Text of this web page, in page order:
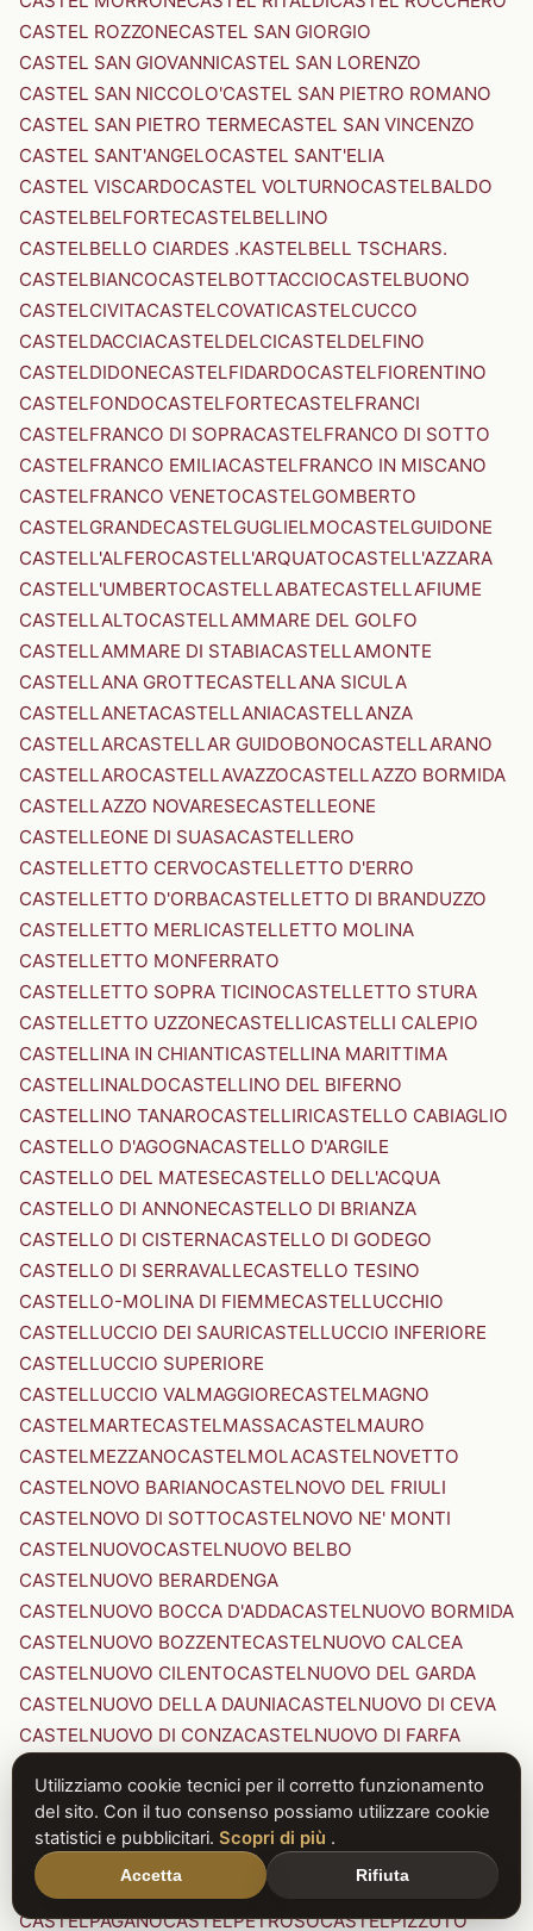
CASTEL ROZZONECASTEL SAN GIORGIO
CASTEL SAN GIOVANNICASTEL SAN LORENZO
CASTEL SAN NICCOLO'CASTEL SAN PIETRO ROMANO
CASTEL SAN PIETRO TERMECASTEL SAN VINCENZO
CASTEL SANT'ANGELOCASTEL SANT'ELIA
CASTEL VISCARDOCASTEL VOLTURNOCASTELBALDO
CASTELBELFORTECASTELBELLINO
CASTELBELLO CIARDES .KASTELBELL TSCHARS.
CASTELBIANCOCASTELBOTTACCIOCASTELBUONO
CASTELCIVITACASTELCOVATICASTELCUCCO
CASTELDACCIACASTELDELCICASTELDELFINO
CASTELDIDONECASTELFIDARDOCASTELFIORENTINO
CASTELFONDOCASTELFORTECASTELFRANCI
CASTELFRANCO DI SOPRACASTELFRANCO DI SOTTO
CASTELFRANCO EMILIACASTELFRANCO IN MISCANO
CASTELFRANCO VENETOCASTELGOMBERTO
CASTELGRANDECASTELGUGLIELMOCASTELGUIDONE
CASTELL'ALFEROCASTELL'ARQUATOCASTELL'AZZARA
CASTELL'UMBERTOCASTELLABATECASTELLAFIUME
CASTELLALTOCASTELLAMMARE DEL GOLFO
CASTELLAMMARE DI STABIACASTELLAMONTE
CASTELLANA GROTTECASTELLANA SICULA
CASTELLANETACASTELLANIACASTELLANZA
CASTELLARCASTELLAR GUIDOBONOCASTELLARANO
CASTELLAROCASTELLAVAZZOCASTELLAZZO BORMIDA
CASTELLAZZO NOVARESECASTELLEONE
CASTELLEONE DI SUASACASTELLERO
CASTELLETTO CERVOCASTELLETTO D'ERRO
CASTELLETTO D'ORBACASTELLETTO DI BRANDUZZO
CASTELLETTO MERLICASTELLETTO MOLINA
CASTELLETTO MONFERRATO
CASTELLETTO SOPRA TICINOCASTELLETTO STURA
CASTELLETTO UZZONECASTELLICASTELLI CALEPIO
CASTELLINA IN CHIANTICASTELLINA MARITTIMA
CASTELLINALDOCASTELLINO DEL BIFERNO
CASTELLINO TANAROCASTELLIRICASTELLO CABIAGLIO
CASTELLO D'AGOGNACASTELLO D'ARGILE
CASTELLO DEL MATESECASTELLO DELL'ACQUA
CASTELLO DI ANNONECASTELLO DI BRIANZA
CASTELLO DI CISTERNACASTELLO DI GODEGO
CASTELLO DI SERRAVALLECASTELLO TESINO
CASTELLO-MOLINA DI FIEMMECASTELLUCCHIO
CASTELLUCCIO DEI SAURICASTELLUCCIO INFERIORE
CASTELLUCCIO SUPERIORE
CASTELLUCCIO VALMAGGIORECASTELMAGNO
CASTELMARTECASTELMASSACASTELMAURO
CASTELMEZZANOCASTELMOLACASTELNOVETTO
CASTELNOVO BARIANOCASTELNOVO DEL FRIULI
CASTELNOVO DI SOTTOCASTELNOVO NE' MONTI
CASTELNUOVOCASTELNUOVO BELBO
CASTELNUOVO BERARDENGA
CASTELNUOVO BOCCA D'ADDACASTELNUOVO BORMIDA
CASTELNUOVO BOZZENTECASTELNUOVO CALCEA
CASTELNUOVO CILENTOCASTELNUOVO DEL GARDA
CASTELNUOVO DELLA DAUNIACASTELNUOVO DI CEVA
CASTELNUOVO DI CONZACASTELNUOVO DI FARFA
CASTELNUOVO DI PORTO CASTELNUOVO DON BOSCO
CASTELNUOVO MAGRACASTELNUOVO NIGRA
CASTELNUOVO PARANOCASTELNUOVO RANGONE
CASTELNUOVO SCRIVIA
CASTELNUOVO VAL DI CECINA
CASTELPAGANOCASTELPETROSOCASTELPIZZUTO
Utilizziamo cookie tecnici per il corretto funzionamento
del sito. Con il tuo consenso possiamo utilizzare cookie
statistici e pubblicitari. Scopri di più .
Accetta Rifiuta